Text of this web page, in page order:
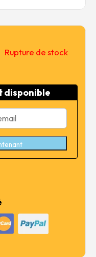
:
€.
Rupture de stock
disponible